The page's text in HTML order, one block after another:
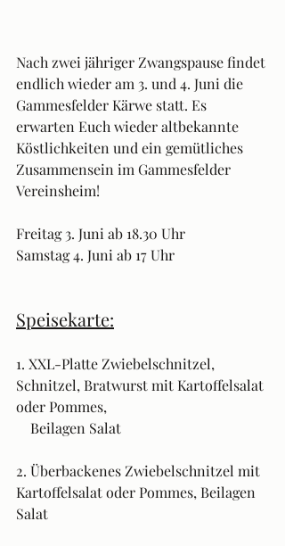
Nach zwei jähriger Zwangspause findet
endlich wieder am 3. und 4. Juni die
Gammesfelder Kärwe statt. Es
erwarten Euch wieder altbekannte
Köstlichkeiten und ein gemütliches
Zusammensein im Gammesfelder
Vereinsheim!
Freitag 3. Juni ab 18.30 Uhr
Samstag 4. Juni ab 17 Uhr
Speisekarte:
1. XXL-Platte Zwiebelschnitzel,
Schnitzel, Bratwurst mit Kartoffelsalat
oder Pommes,
    Beilagen Salat
2. Überbackenes Zwiebelschnitzel mit
Kartoffelsalat oder Pommes, Beilagen
Salat